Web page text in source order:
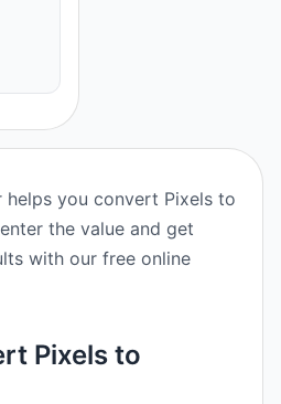
you convert Pixels to
the value and get
with our free online
Pixels to